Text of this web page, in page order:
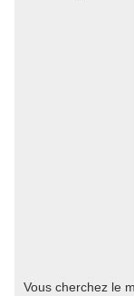
Vous cherchez le